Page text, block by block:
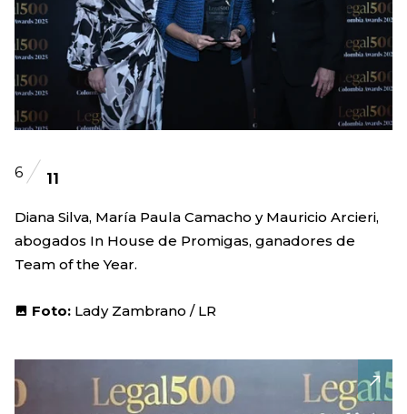
6 11
Diana Silva, María Paula Camacho y Mauricio Arcieri,
abogados In House de Promigas, ganadores de
Team of the Year.
Foto: Lady Zambrano / LR